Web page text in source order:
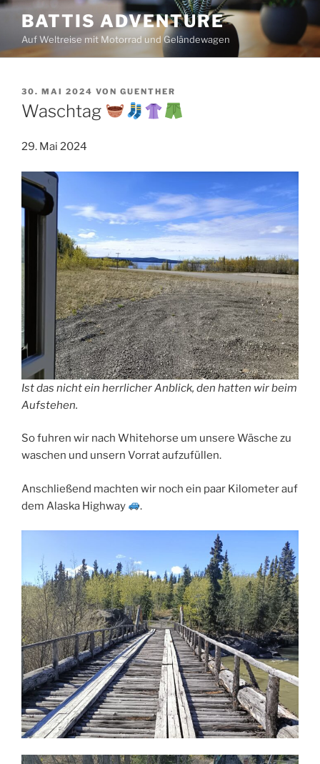
Zum
Inhalt
springen
BATTIS ADVENTURE
Auf Weltreise mit Motorrad und Geländewagen
VERÖFFENTLICHT
AM
30. MAI 2024 VON GUENTHER
Waschtag
29. Mai 2024
Ist das nicht ein herrlicher Anblick, den hatten wir beim
Aufstehen.
So fuhren wir nach Whitehorse um unsere Wäsche zu
waschen und unsern Vorrat aufzufüllen.
Anschließend machten wir noch ein paar Kilometer auf
dem Alaska Highway
.